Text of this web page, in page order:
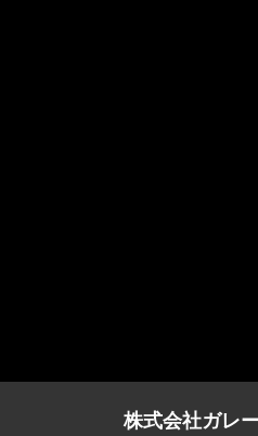
株式会社ガレ